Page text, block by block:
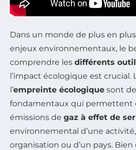
Dans un monde de plus en
enjeux environnementaux, le
comprendre les différents
l’impact écologique est crucial.
l’empreinte écologique sont
fondamentaux qui permettent
émissions de gaz à effet de
environnemental d’une activité,
organisation ou d’un pays.